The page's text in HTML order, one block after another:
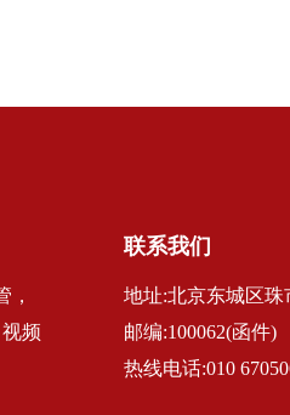
，
频
联系我们
地址:北京东城区
邮编:100062(函件)
热线电话:010